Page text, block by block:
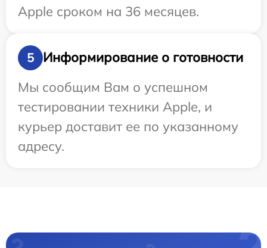
Apple сроком на 36 месяцев.
5
Информирование о готовности
Мы сообщим Вам о успешном
тестировании техники Apple, и
курьер доставит ее по указанному
адресу.